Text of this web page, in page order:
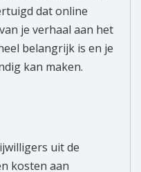
dat online
je verhaal aan het
belangrijk is en je
kan maken.
uit de
kosten aan